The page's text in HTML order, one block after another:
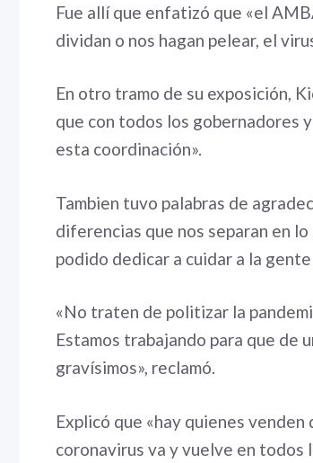
Fue allí que enfatizó que «el
dividan o nos hagan pelear, el
En otro tramo de su exposición,
que con todos los gobernadores
esta coordinación».
Tambien tuvo palabras de
diferencias que nos separan en
podido dedicar a cuidar a la gente
«No traten de politizar la
Estamos trabajando para que de
gravísimos», reclamó.
Explicó que «hay quienes venden
coronavirus va y vuelve en todos